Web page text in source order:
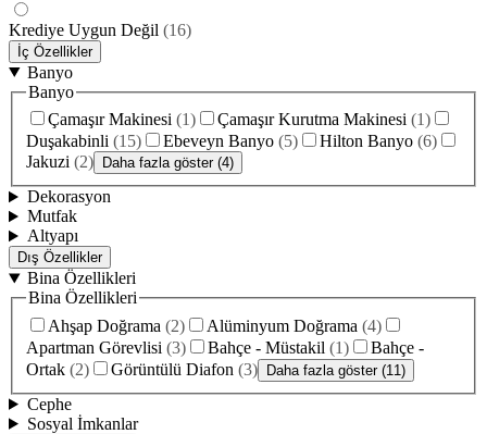
Krediye Uygun Değil (16)
İç Özellikler
Banyo
Banyo
Çamaşır Makinesi (1) Çamaşır Kurutma Makinesi (1)
Duşakabinli (15) Ebeveyn Banyo (5) Hilton Banyo (6)
Jakuzi (2) Daha fazla göster (4)
Dekorasyon
Mutfak
Altyapı
Dış Özellikler
Bina Özellikleri
Bina Özellikleri
Ahşap Doğrama (2) Alüminyum Doğrama (4)
Apartman Görevlisi (3) Bahçe - Müstakil (1)
Bahçe -
Ortak (2) Görüntülü Diafon (3) Daha fazla göster (11)
Cephe
Sosyal İmkanlar